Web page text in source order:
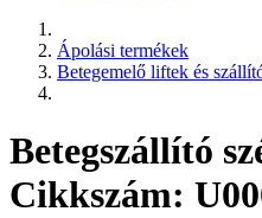
Ápolási termékek
Betegemelő liftek és
Betegszállító
Cikkszám: